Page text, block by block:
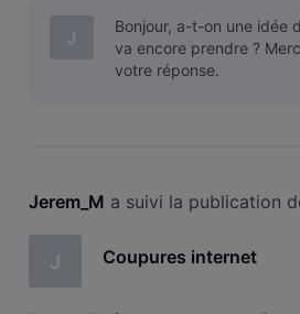
nouveau des soucis
J
Bonjour, a-t-on une idée
va encore prendre ?
votre réponse.
Jerem_M a suivi la publication
J Coupures internet